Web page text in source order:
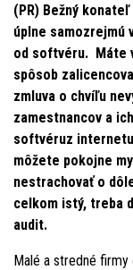
(PR) Bežný
úplne samozrejmú
od softvéru. Máte
spôsob
zmluva o chvíľu
zamestnancov a
softvéruz
môžete pokojne
nestrachovať o
celkom istý, treba
audit.
Malé a stredné